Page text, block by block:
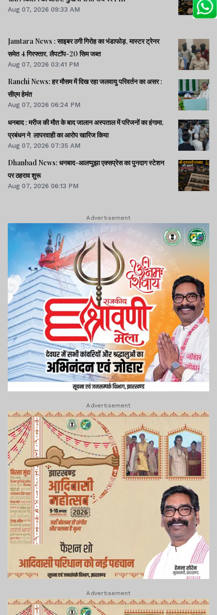
Aug 07, 2026 09:33 AM
Jamtara News : साइबर ठगी गिरोह का भंडाफोड़, मास्टर ट्रेनर
समेत 4 गिरफ्तार, लैपटॉप-20 सिम जब्त
Aug 07, 2026 03:41 PM
Ranchi News: हर मौसम में दिख रहा जलवायु परिवर्तन का असर :
सीएम हेमंत
Aug 07, 2026 06:24 PM
धनबाद : मरीज की मौत के बाद जालान अस्पताल में परिजनों का हंगामा,
प्रबंधन ने लापरवाही का आरोप खारिज किया
Aug 07, 2026 07:35 AM
Dhanbad News: धनबाद-आलप्पुझा एक्सप्रेस का पुनदाग स्टेशन
पर ठहराव शुरू
Aug 07, 2026 06:13 PM
Advertisement
Advertisement
Advertisement